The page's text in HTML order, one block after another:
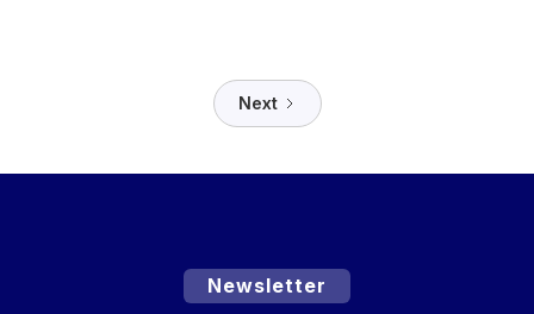
Next
Newsletter